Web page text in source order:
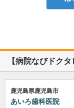
【病院なびドク
鹿児島県鹿児島市
あいろ歯科医院